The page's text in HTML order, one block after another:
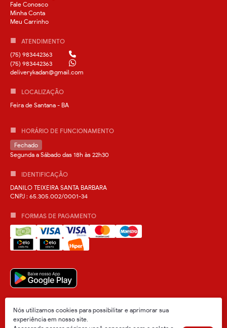
Fale Conosco
Minha Conta
Meu Carrinho
ATENDIMENTO
(75) 983442363
(75) 983442363
deliverykadan@gmail.com
LOCALIZAÇÃO
Feira de Santana - BA
HORÁRIO DE FUNCIONAMENTO
Fechado
Segunda a Sábado das 18h às 22h30
IDENTIFICAÇÃO
DANILO TEIXEIRA SANTA BARBARA
CNPJ : 65.305.002/0001-34
FORMAS DE PAGAMENTO
Nós utilizamos cookies para possibilitar e aprimorar sua
experiência em nosso site.